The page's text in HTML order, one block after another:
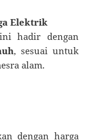
Elektrik
hadir dengan
, sesuai untuk
alam.
dengan harga